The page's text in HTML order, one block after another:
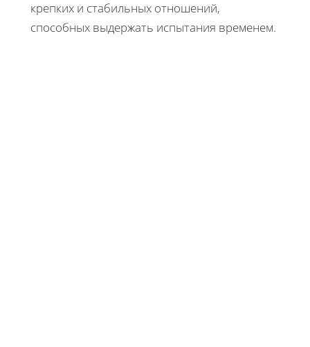
крепких и стабильных отношений,
способных выдержать испытания временем.